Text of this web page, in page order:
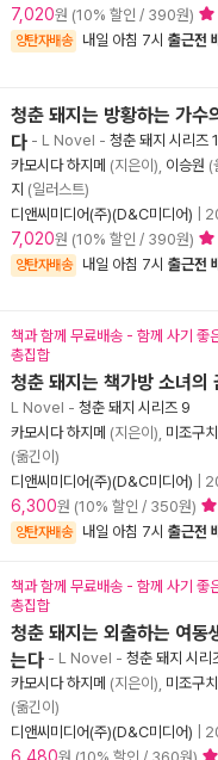
7,020원 (10% 할인 / 390원)
양탄자배송 내일 아침 7시 출근전
청춘 돼지는 방황하는 가수
다 - L Novel - 청춘 돼지 시리즈
카모시다 하지메 (지은이), 이승원 (
지 (일러스트)
디앤씨미디어(주)(D&C미디어)
7,020원 (10% 할인 / 390원)
양탄자배송 내일 아침 7시 출근전
책과 함께 무료배송 - 함께 사기 좋
총집합
청춘 돼지는 책가방 소녀의
L Novel - 청춘 돼지 시리즈 9
카모시다 하지메 (지은이), 미조구
(옮긴이)
디앤씨미디어(주)(D&C미디어)
6,300원 (10% 할인 / 350원)
양탄자배송 내일 아침 7시 출근전
책과 함께 무료배송 - 함께 사기 좋
총집합
청춘 돼지는 외출하는 여동
는다 - L Novel - 청춘 돼지 시리
카모시다 하지메 (지은이), 미조구
(옮긴이)
디앤씨미디어(주)(D&C미디어)